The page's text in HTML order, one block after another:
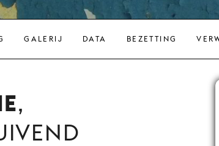
GALERIJ DATA BEZETTING
,